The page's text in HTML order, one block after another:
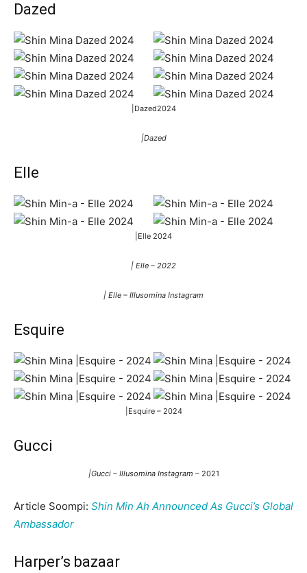
Dazed
|Dazed2024
|Dazed
Elle
|Elle 2024
| Elle – 2022
| Elle – Illusomina Instagram
Esquire
|Esquire – 2024
Gucci
|Gucci – Illusomina Instagram – 2021
Article Soompi: Shin Min Ah Announced As Gucci’s Global
Ambassador
Harper’s bazaar